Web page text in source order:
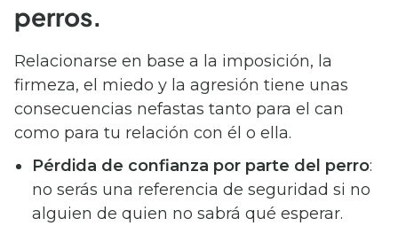
perros.
Relacionarse en base a la imposición, la
firmeza, el miedo y la agresión tiene unas
consecuencias nefastas tanto para el can
como para tu relación con él o ella.
Pérdida de confianza por parte del perro:
no serás una referencia de seguridad si no
alguien de quien no sabrá qué esperar.